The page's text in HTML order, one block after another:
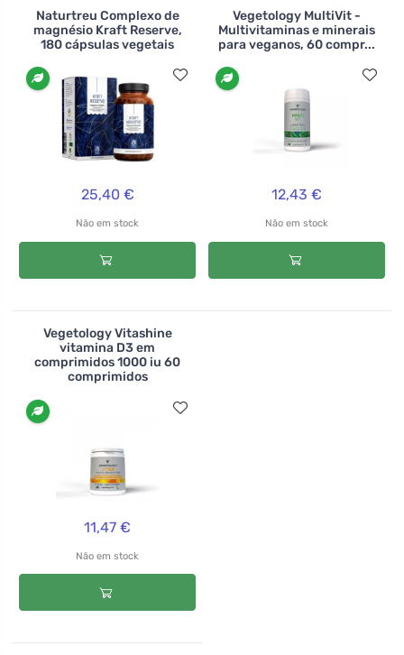
Naturtreu Complexo de
magnésio Kraft Reserve,
180 cápsulas vegetais
25,40 €
Não em stock
Vegetology MultiVit -
Multivitaminas e minerais
para veganos, 60 compr...
12,43 €
Não em stock
Vegetology Vitashine
vitamina D3 em
comprimidos 1000 iu 60
comprimidos
11,47 €
Não em stock